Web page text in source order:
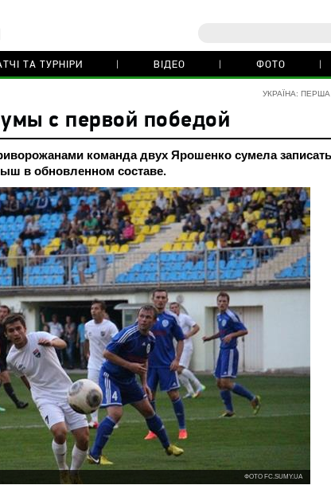
ТА ТУРНІРИ ВІДЕО ФОТО
УКРАЇНА: ПЕРША
с первой победой
команда двух Ярошенко сумела
в обновленном составе.
ФОТО FC.SUMY.UA